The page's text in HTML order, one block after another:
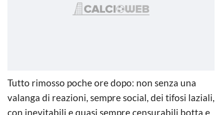
Tutto rimosso poche ore dopo: non senza una
valanga di reazioni, sempre social, dei tifosi laziali,
con inevitabili e quasi sempre censurabili botta e